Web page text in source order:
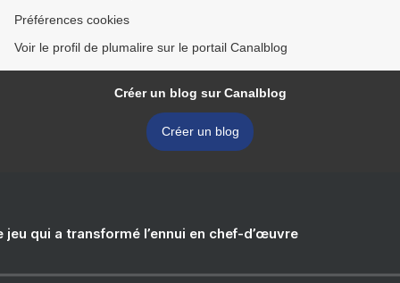
Préférences cookies
Voir le profil de plumalire sur le portail Canalblog
Créer un blog sur Canalblog
Créer un blog
jeu qui a transformé l’ennui en chef-d’œuvre